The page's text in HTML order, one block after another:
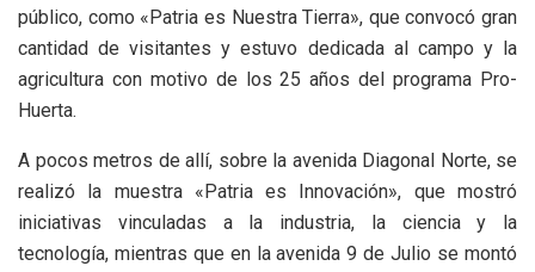
público, como «Patria es Nuestra Tierra», que convocó gran
cantidad de visitantes y estuvo dedicada al campo y la
agricultura con motivo de los 25 años del programa Pro-
Huerta.
A pocos metros de allí, sobre la avenida Diagonal Norte, se
realizó la muestra «Patria es Innovación», que mostró
iniciativas vinculadas a la industria, la ciencia y la
tecnología, mientras que en la avenida 9 de Julio se montó